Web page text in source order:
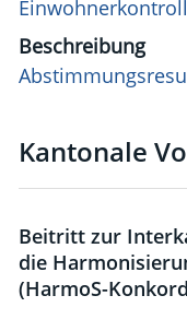
Beschreibung
Kantonale
Beitritt zur
die
(HarmoS-